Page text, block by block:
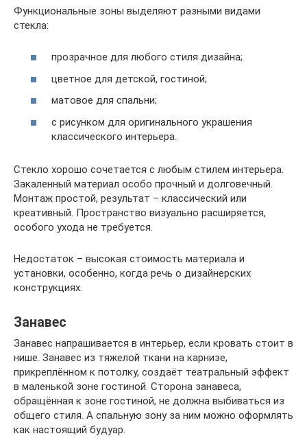
Функциональные зоны выделяют разными видами
стекла:
прозрачное для любого стиля дизайна;
цветное для детской, гостиной;
матовое для спальни;
с рисунком для оригинального украшения
классического интерьера.
Стекло хорошо сочетается с любым стилем интерьера.
Закаленный материал особо прочный и долговечный.
Монтаж простой, результат – классический или
креативный. Пространство визуально расширяется,
особого ухода не требуется.
Недостаток – высокая стоимость материала и
установки, особенно, когда речь о дизайнерских
конструкциях.
Занавес
Занавес напрашивается в интерьер, если кровать стоит в
нише. Занавес из тяжелой ткани на карнизе,
прикреплённом к потолку, создаёт театральный эффект
в маленькой зоне гостиной. Сторона занавеса,
обращённая к зоне гостиной, не должна выбиваться из
общего стиля. А спальную зону за ним можно оформлять
как настоящий будуар.